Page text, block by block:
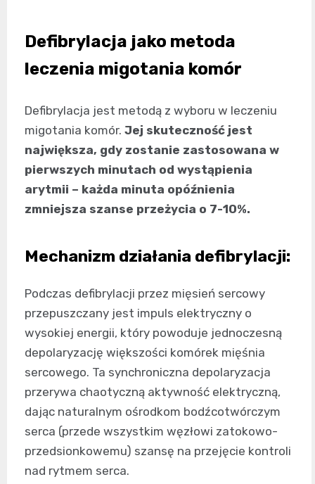
Defibrylacja jako metoda
leczenia migotania komór
Defibrylacja jest metodą z wyboru w leczeniu
migotania komór. Jej skuteczność jest
największa, gdy zostanie zastosowana w
pierwszych minutach od wystąpienia
arytmii – każda minuta opóźnienia
zmniejsza szanse przeżycia o 7-10%.
Mechanizm działania defibrylacji:
Podczas defibrylacji przez mięsień sercowy
przepuszczany jest impuls elektryczny o
wysokiej energii, który powoduje jednoczesną
depolaryzację większości komórek mięśnia
sercowego. Ta synchroniczna depolaryzacja
przerywa chaotyczną aktywność elektryczną,
dając naturalnym ośrodkom bodźcotwórczym
serca (przede wszystkim węzłowi zatokowo-
przedsionkowemu) szansę na przejęcie kontroli
nad rytmem serca.